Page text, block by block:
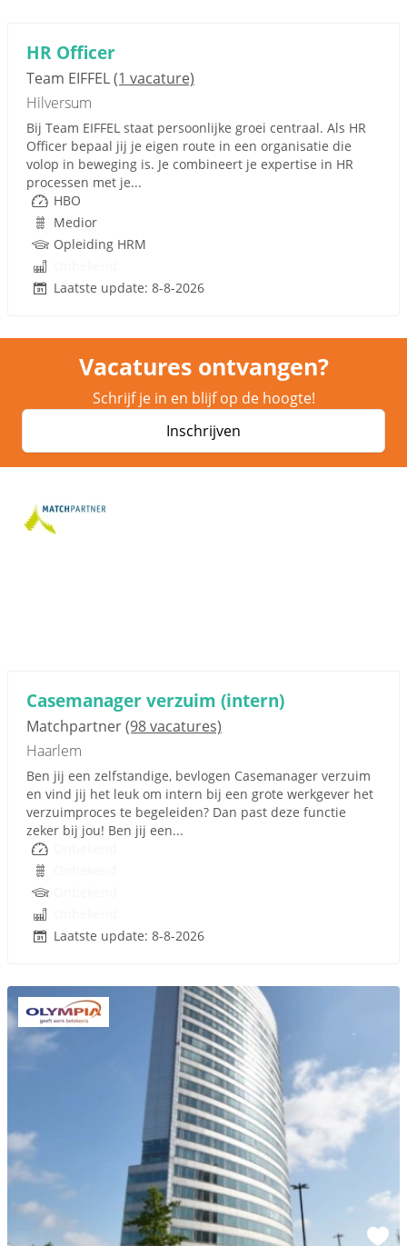
HR Officer
Team EIFFEL(1 vacature)
Hilversum
Bij Team EIFFEL staat persoonlijke groei centraal. Als HR
Officer bepaal jij je eigen route in een organisatie die
volop in beweging is. Je combineert je expertise in HR
processen met je...
HBO
Medior
Opleiding HRM
Laatste update: 8-8-2026
Vacatures ontvangen?
Schrijf je in en blijf op de hoogte!
Inschrijven
Casemanager verzuim (intern)
Matchpartner(98 vacatures)
Haarlem
Ben jij een zelfstandige, bevlogen Casemanager verzuim
en vind jij het leuk om intern bij een grote werkgever het
verzuimproces te begeleiden? Dan past deze functie
zeker bij jou! Ben jij een...
Laatste update: 8-8-2026